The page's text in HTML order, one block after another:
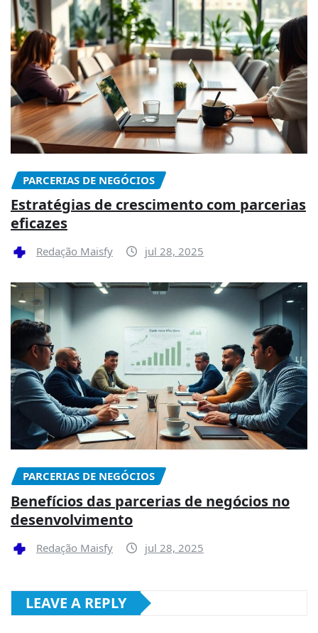
PARCERIAS DE NEGÓCIOS
Estratégias de crescimento com parcerias
eficazes
Redação Maisfy jul 28, 2025
PARCERIAS DE NEGÓCIOS
Benefícios das parcerias de negócios no
desenvolvimento
Redação Maisfy jul 28, 2025
LEAVE A REPLY